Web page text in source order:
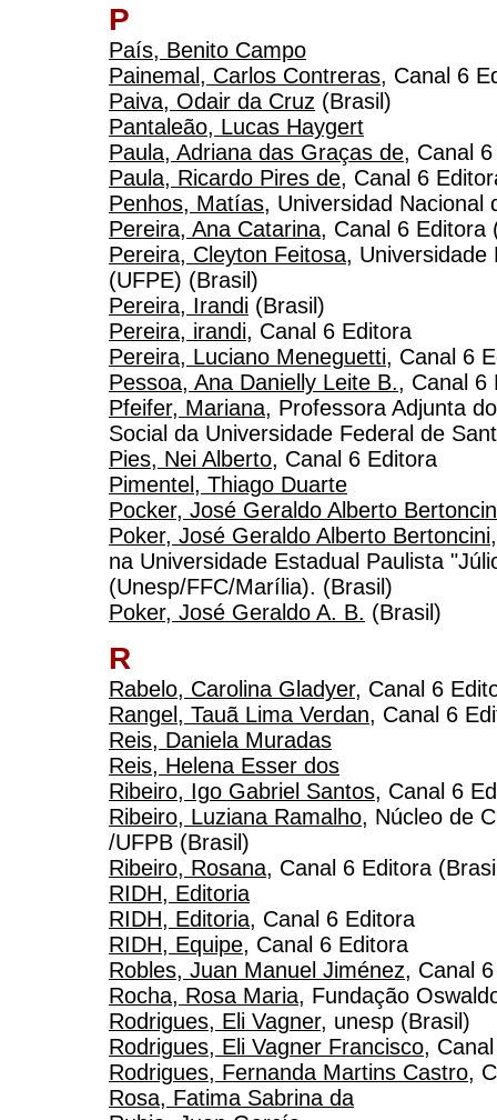
P
País, Benito Campo
Painemal, Carlos Contreras, Canal 6
Paiva, Odair da Cruz (Brasil)
Pantaleão, Lucas Haygert
Paula, Adriana das Graças de, Canal
Paula, Ricardo Pires de, Canal 6
Penhos, Matías, Universidad Nacional
Pereira, Ana Catarina, Canal 6 Editora
Pereira, Cleyton Feitosa, Universidade
(UFPE) (Brasil)
Pereira, Irandi (Brasil)
Pereira, irandi, Canal 6 Editora
Pereira, Luciano Meneguetti, Canal 6
Pessoa, Ana Danielly Leite B., Canal 6
Pfeifer, Mariana, Professora Adjunta
Social da Universidade Federal de
Pies, Nei Alberto, Canal 6 Editora
Pimentel, Thiago Duarte
Pocker, José Geraldo Alberto
Poker, José Geraldo Alberto Bertoncini
na Universidade Estadual Paulista
(Unesp/FFC/Marília). (Brasil)
Poker, José Geraldo A. B. (Brasil)
R
Rabelo, Carolina Gladyer, Canal 6
Rangel, Tauã Lima Verdan, Canal 6
Reis, Daniela Muradas
Reis, Helena Esser dos
Ribeiro, Igo Gabriel Santos, Canal 6
Ribeiro, Luziana Ramalho, Núcleo de
/UFPB (Brasil)
Ribeiro, Rosana, Canal 6 Editora
RIDH, Editoria
RIDH, Editoria, Canal 6 Editora
RIDH, Equipe, Canal 6 Editora
Robles, Juan Manuel Jiménez, Canal
Rocha, Rosa Maria, Fundação
Rodrigues, Eli Vagner, unesp (Brasil)
Rodrigues, Eli Vagner Francisco,
Rodrigues, Fernanda Martins Castro,
Rosa, Fatima Sabrina da